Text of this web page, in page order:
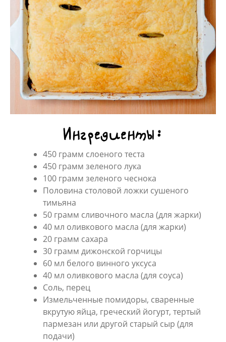
Ингредиенты:
450 грамм слоеного теста
450 грамм зеленого лука
100 грамм зеленого чеснока
Половина столовой ложки сушеного
тимьяна
50 грамм сливочного масла (для жарки)
40 мл оливкового масла (для жарки)
20 грамм сахара
30 грамм дижонской горчицы
60 мл белого винного уксуса
40 мл оливкового масла (для соуса)
Соль, перец
Измельченные помидоры, сваренные
вкрутую яйца, греческий йогурт, тертый
пармезан или другой старый сыр (для
подачи)